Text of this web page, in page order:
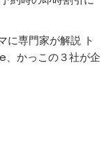
に専門家が解説 ト
かっこの３社が企